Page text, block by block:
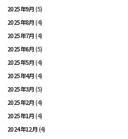
2025年9月(5)
2025年8月(4)
2025年7月(4)
2025年6月(5)
2025年5月(4)
2025年4月(4)
2025年3月(5)
2025年2月(4)
2025年1月(4)
2024年12月(4)